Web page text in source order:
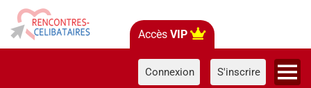
Accès VIP
Connexion S'inscrire